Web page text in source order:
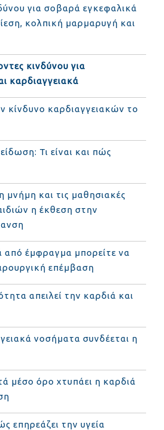
για σοβαρά εγκεφαλικά
κολπική μαρμαρυγή και
κινδύνου για
καρδιαγγειακά
κίνδυνο καρδιαγγειακών το
Τι είναι και πώς
μνήμη και τις μαθησιακές
η έκθεση στην
από έμφραγμα μπορείτε να
επέμβαση
απειλεί την καρδιά και
νοσήματα συνδέεται η
μέσο όρο χτυπάει η καρδιά
επηρεάζει την υγεία